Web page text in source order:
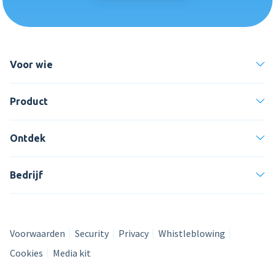
Voor wie
Product
Ontdek
Bedrijf
Voorwaarden Security Privacy
Whistleblowing
Cookies
Media kit